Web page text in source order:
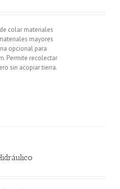
colar materiales
mayores
opcional para
Permite recolectar
sin acopiar tierra.